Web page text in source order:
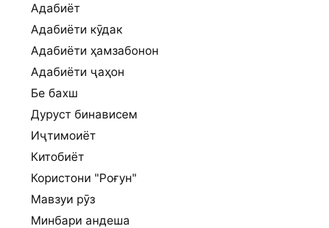
Адабиёт
Адабиёти кӯдак
Адабиёти ҳамзабонон
Адабиёти ҷаҳон
Бе бахш
Дуруст бинависем
Иҷтимоиёт
Китобиёт
Користони "Роғун"
Мавзуи рӯз
Минбари андеша